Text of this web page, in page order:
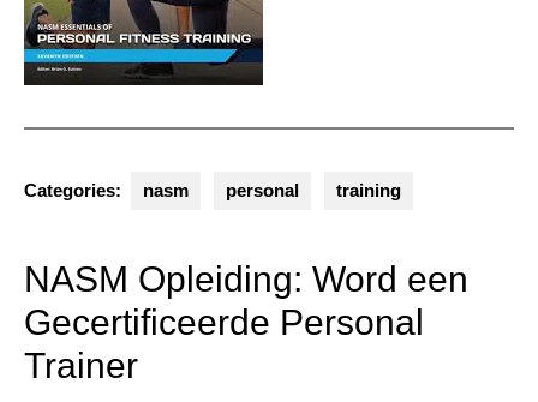
Categories: nasm personal training
NASM Opleiding: Word een
Gecertificeerde Personal
Trainer